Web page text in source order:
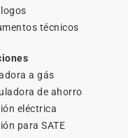
técnicos
a gás
de ahorro
eléctrica
para SATE